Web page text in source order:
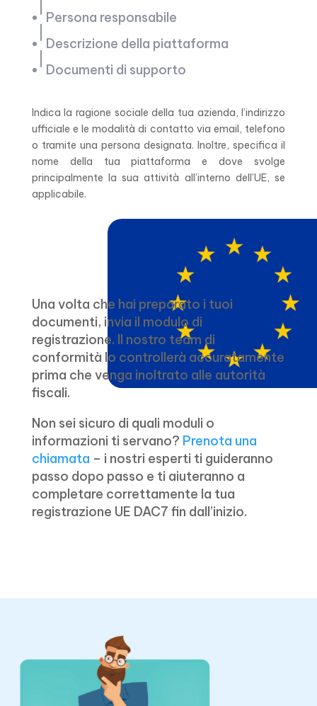
Persona responsabile
Descrizione della piattaforma
Documenti di supporto
Indica la ragione sociale della tua azienda, l’indirizzo
ufficiale e le modalità di contatto via email, telefono
o tramite una persona designata. Inoltre, specifica il
nome della tua piattaforma e dove svolge
principalmente la sua attività all’interno dell’UE, se
applicabile.
Una volta che hai preparato i tuoi
documenti, invia il modulo di
registrazione. Il nostro team di
conformità lo controllerà accuratamente
prima che venga inoltrato alle autorità
fiscali.
Non sei sicuro di quali moduli o
informazioni ti servano? Prenota una
chiamata – i nostri esperti ti guideranno
passo dopo passo e ti aiuteranno a
completare correttamente la tua
registrazione UE DAC7 fin dall’inizio.